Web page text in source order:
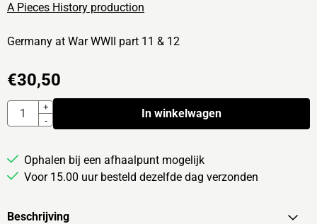
A Pieces History production
Germany at War WWII part 11 & 12
€30,50
Aantal
+
-
In winkelwagen
Ophalen bij een afhaalpunt mogelijk
Voor 15.00 uur besteld dezelfde dag verzonden
Beschrijving